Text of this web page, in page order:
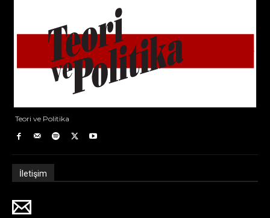
Teori ve Politika
İletişim